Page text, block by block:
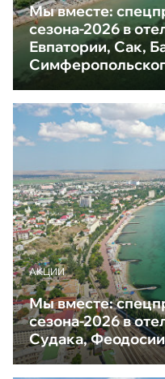
Мы вместе:
сезона-2026 в
Евпатории, Сак,
АКЦИИ
Мы вместе:
сезона-2026 в
Судака,